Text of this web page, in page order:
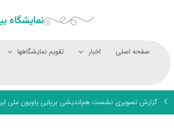
نمایشگاه
صفحه اصلی اخبار تقویم نمایشگاهها
گزارش تصویری نشست هم‌اندیشی برپایی پاویون ملی